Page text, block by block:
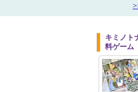
キミノト
料ゲーム